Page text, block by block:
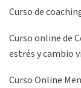
Curso de
Curso online de
estrés y cambio
Curso Online